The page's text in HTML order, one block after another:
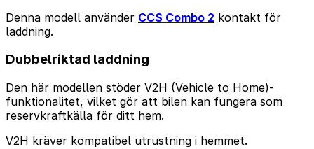
Denna modell använder CCS Combo 2 kontakt för
laddning.
Dubbelriktad laddning
Den här modellen stöder V2H (Vehicle to Home)-
funktionalitet, vilket gör att bilen kan fungera som
reservkraftkälla för ditt hem.
V2H kräver kompatibel utrustning i hemmet.